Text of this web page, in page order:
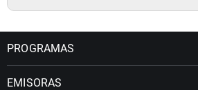
PROGRAMAS
EMISORAS